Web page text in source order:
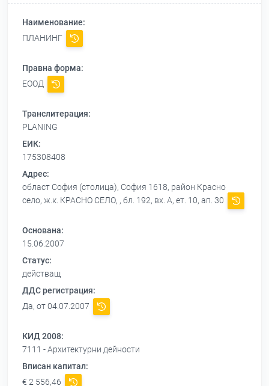
Наименование:
ПЛАНИНГ
Правна форма:
ЕООД
Транслитерация:
PLANING
ЕИК:
175308408
Адрес:
област София (столица), София 1618, район Красно
село, ж.к. КРАСНО СЕЛО, , бл. 192, вх. А, ет. 10, ап. 30
Основана:
15.06.2007
Статус:
действащ
ДДС регистрация:
Да, от 04.07.2007
КИД 2008:
7111 - Архитектурни дейности
Вписан капитал:
€ 2 556,46